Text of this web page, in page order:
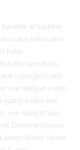
hacklink al hacklink
cami halısı cami
halısı
halısı cami halısı
süpürgesi cami
eve nakliyat evden
yurtiçi evden eve
eve nakliyat seo
Deneme bonusu
Siteleri Sweet